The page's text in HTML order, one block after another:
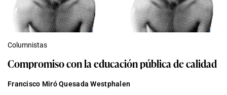
Columnistas
Compromiso con la educación pública de calidad
Francisco Miró Quesada Westphalen